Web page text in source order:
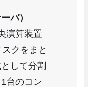
バ）
演算装置
スクをまと
して分割
台のコン